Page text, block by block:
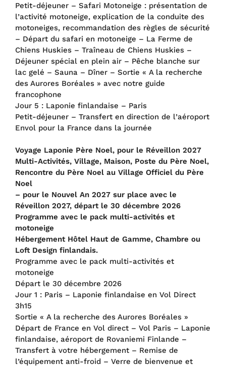
Petit-déjeuner – Safari Motoneige : présentation de
l’activité motoneige, explication de la conduite des
motoneiges, recommandation des règles de sécurité
– Départ du safari en motoneige – La Ferme de
Chiens Huskies – Traîneau de Chiens Huskies –
Déjeuner spécial en plein air – Pêche blanche sur
lac gelé – Sauna – Dîner – Sortie « A la recherche
des Aurores Boréales » avec notre guide
francophone
Jour 5 : Laponie finlandaise – Paris
Petit-déjeuner – Transfert en direction de l’aéroport
Envol pour la France dans la journée
Voyage Laponie Père Noel, pour le Réveillon 2027
Multi-Activités, Village, Maison, Poste du Père Noel,
Rencontre du Père Noel au Village Officiel du Père
Noel
– pour le Nouvel An 2027 sur place avec le
Réveillon 2027, départ le 30 décembre 2026
Programme avec le pack multi-activités et
motoneige
Hébergement Hôtel Haut de Gamme, Chambre ou
Loft Design finlandais.
Programme avec le pack multi-activités et
motoneige
Départ le 30 décembre 2026
Jour 1 : Paris – Laponie finlandaise en Vol Direct
3h15
Sortie « A la recherche des Aurores Boréales »
Départ de France en Vol direct – Vol Paris – Laponie
finlandaise, aéroport de Rovaniemi Finlande –
Transfert à votre hébergement – Remise de
l’équipement anti-froid – Verre de bienvenue et